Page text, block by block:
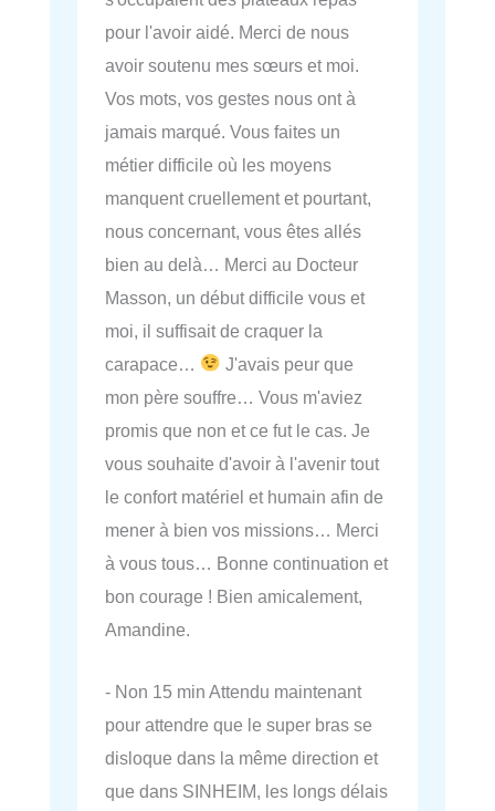
pour l'avoir aidé. Merci de nous
avoir soutenu mes sœurs et moi.
Vos mots, vos gestes nous ont à
jamais marqué. Vous faites un
métier difficile où les moyens
manquent cruellement et pourtant,
nous concernant, vous êtes allés
bien au delà… Merci au Docteur
Masson, un début difficile vous et
moi, il suffisait de craquer la
carapace…
J'avais peur que
mon père souffre… Vous m'aviez
promis que non et ce fut le cas. Je
vous souhaite d'avoir à l'avenir tout
le confort matériel et humain afin de
mener à bien vos missions… Merci
à vous tous… Bonne continuation et
bon courage ! Bien amicalement,
Amandine.
- Non 15 min Attendu maintenant
pour attendre que le super bras se
disloque dans la même direction et
que dans SINHEIM, les longs délais